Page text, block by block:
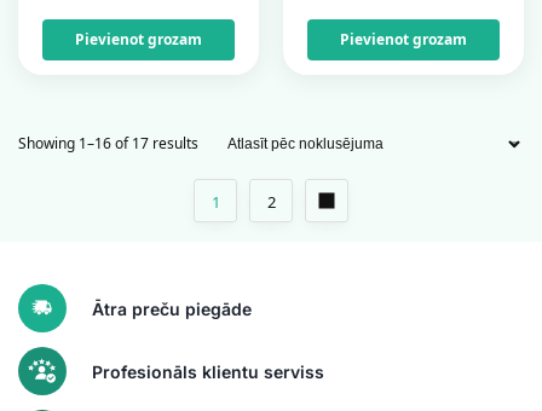
Pievienot grozam Pievienot grozam
Showing 1–16 of 17 results
1 2
Ātra preču piegāde
Profesionāls klientu serviss